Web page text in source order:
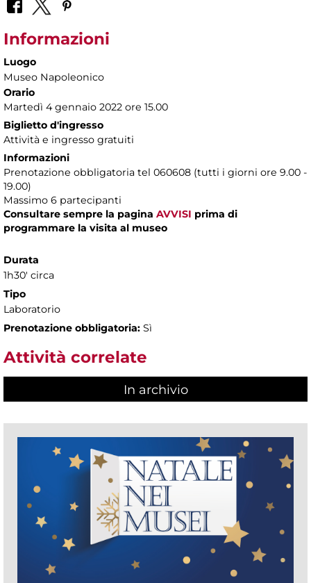
Informazioni
Luogo
Museo Napoleonico
Orario
Martedì 4 gennaio 2022 ore 15.00
Biglietto d'ingresso
Attività e ingresso gratuiti
Informazioni
Prenotazione obbligatoria tel 060608 (tutti i giorni ore 9.00 -
19.00)
Massimo 6 partecipanti
Consultare sempre la pagina AVVISI prima di
programmare la visita al museo
Durata
1h30' circa
Tipo
Laboratorio
Prenotazione obbligatoria: Sì
Attività correlate
In archivio